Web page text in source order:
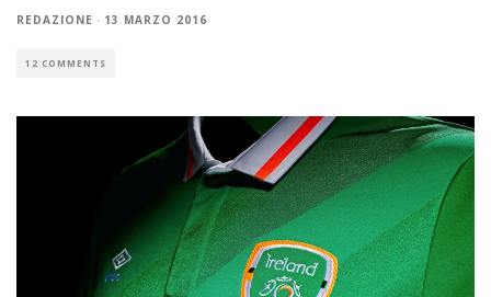
REDAZIONE · 13 MARZO 2016
12 COMMENTS